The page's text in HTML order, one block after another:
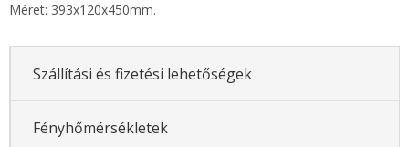
Méret: 393x120x450mm.
Szállítási és fizetési lehetőségek
Fényhőmérsékletek